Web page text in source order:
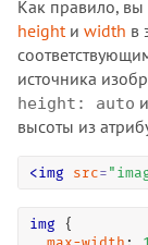
Как правило, вы
height и width в
источника
height: auto и
высоты из
<img src= "
img {